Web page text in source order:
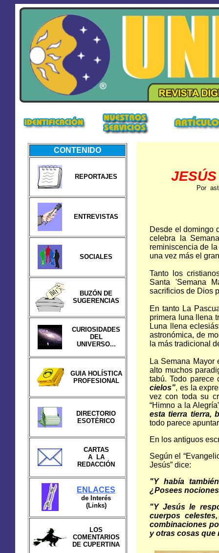
CONTENIDO
REPORTAJES
ENTREVISTAS
SOCIALES
BUZÓN DE
SUGERENCIAS
CURIOSIDADES
DEL
UNIVERSO...
GUIA HOLÍSTICA
PROFESIONAL
DIRECTORIO
ESOTÉRICO
CARTAS
A LA
REDACCIÓN
ENLACES
de Interés
(Links)
LOS
COMENTARIOS
DE CUPERTINA
Por
Desde el domingo
celebra la
reminiscencia de
una vez más el
Tanto los
Santa 'Semana
sacrificios de Dios
En tanto La
primera luna llena
Luna llena
astronómica, de
la más tradicional
La Semana Mayor
alto muchos
tabú. Todo
cielos”, es la
vez con toda su
“Himno a la
esta tierra tierra,
todo parece
En los antiguos
Según el
Jesús” dice:
"Y había
¿Posees
"Y Jesús le
cuerpos
combinaciones
y otras cosas que